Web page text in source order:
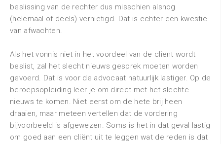
beslissing van de rechter dus misschien alsnog
(helemaal of deels) vernietigd. Dat is echter een kwestie
van afwachten.
Als het vonnis niet in het voordeel van de client wordt
beslist, zal het slecht nieuws gesprek moeten worden
gevoerd. Dat is voor de advocaat natuurlijk lastiger. Op de
beroepsopleiding leer je om direct met het slechte
nieuws te komen. Niet eerst om de hete brij heen
draaien, maar meteen vertellen dat de vordering
bijvoorbeeld is afgewezen. Soms is het in dat geval lastig
om goed aan een cliënt uit te leggen wat de reden is dat